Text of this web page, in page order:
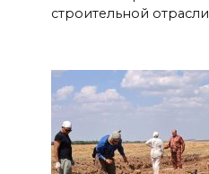
строительной отрасли